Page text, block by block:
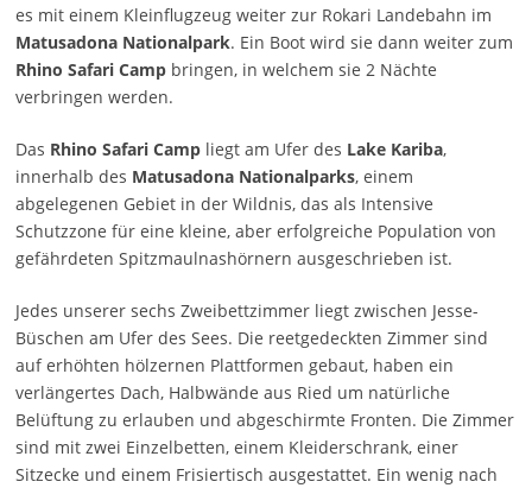
es mit einem Kleinflugzeug weiter zur Rokari Landebahn im
Matusadona Nationalpark. Ein Boot wird sie dann weiter zum
Rhino Safari Campbringen, in welchem sie 2 Nächte
verbringen werden.
Das Rhino Safari Campliegt am Ufer des Lake Kariba,
innerhalb des Matusadona Nationalparks, einem
abgelegenen Gebiet in der Wildnis, das als Intensive
Schutzzone für eine kleine, aber erfolgreiche Population von
gefährdeten Spitzmaulnashörnern ausgeschrieben ist.
Jedes unserer sechs Zweibettzimmer liegt zwischen Jesse-
Büschen am Ufer des Sees. Die reetgedeckten Zimmer sind
auf erhöhten hölzernen Plattformen gebaut, haben ein
verlängertes Dach, Halbwände aus Ried um natürliche
Belüftung zu erlauben und abgeschirmte Fronten. Die Zimmer
sind mit zwei Einzelbetten, einem Kleiderschrank, einer
Sitzecke und einem Frisiertisch ausgestattet. Ein wenig nach